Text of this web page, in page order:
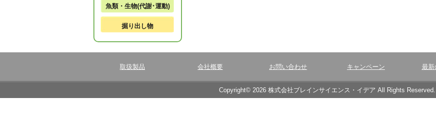
魚類・生物(代謝･運動)
掘り出し物
取扱製品 会社概要 お問い合わせ キャンペーン 最新
Copyright© 2026 株式会社ブレインサイエンス・イデア All Rights Reserved.